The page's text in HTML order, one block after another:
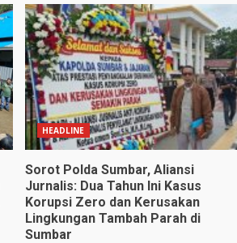
HEADLINE
Sorot Polda Sumbar, Aliansi
Jurnalis: Dua Tahun Ini Kasus
Korupsi Zero dan Kerusakan
Lingkungan Tambah Parah di
Sumbar